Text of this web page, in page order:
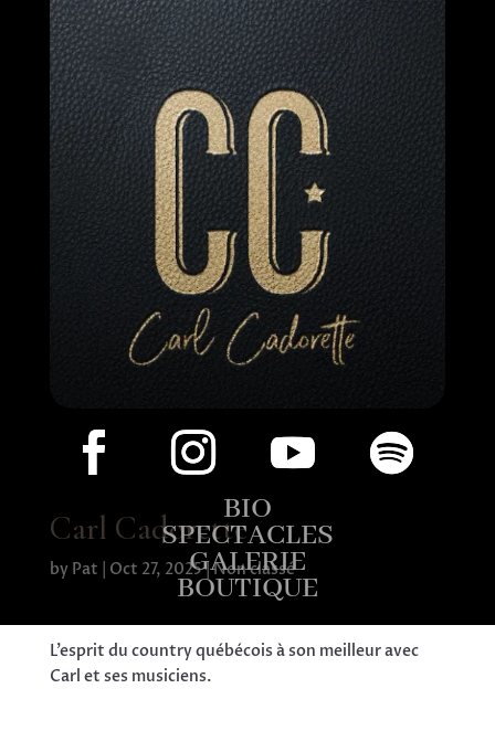
BIO
SPECTACLES
GALERIE
BOUTIQUE
Carl Cadorette
by Pat Oct 27, 2025| Non classé
L’esprit du country québécois à son meilleur avec
Carl et ses musiciens.